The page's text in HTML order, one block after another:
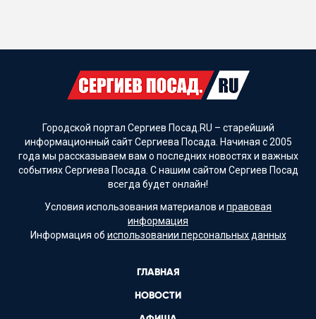
Городской портал Сергиев Посад.RU – старейший
информационный сайт Сергиева Посада. Начиная с 2005
года мы рассказываем вам о последних новостях и важных
событиях Сергиева Посада. С нашим сайтом Сергиев Посад
всегда будет онлайн!
Условия использования материалов и правовая
информация
Информация об использовании персональных данных
ГЛАВНАЯ
НОВОСТИ